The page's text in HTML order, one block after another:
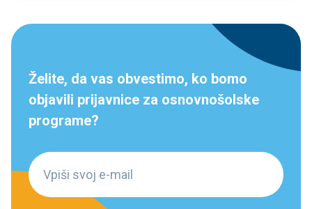
Želite, da vas obvestimo, ko bomo
objavili prijavnice za osnovnošolske
programe?